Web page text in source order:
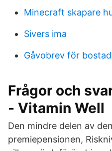
Minecraft skapare
Sivers ima
Gåvobrev för
Frågor och
- Vitamin Well
Den mindre delen av
premiepensionen,